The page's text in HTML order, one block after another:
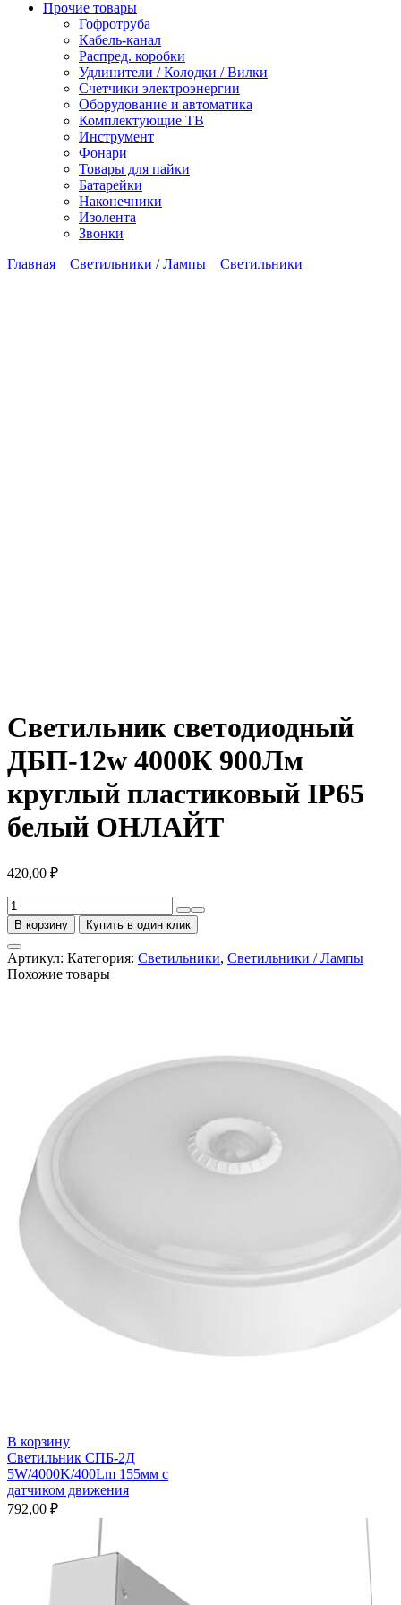
Прочие товары
Гофротруба
Кабель-канал
Распред. коробки
Удлинители / Колодки / Вилки
Счетчики электроэнергии
Оборудование и автоматика
Комплектующие ТВ
Инструмент
Фонари
Товары для пайки
Батарейки
Наконечники
Изолента
Звонки
Главная
Светильники / Лампы Светильники
Светильник светодиодный
ДБП-12w 4000К 900Лм
круглый пластиковый IP65
белый ОНЛАЙТ
420,00 ₽
Количество
товара
Светильник
светодиодный
ДБП-12w
4000К
В корзину Купить в один клик
Артикул: Категория: Светильники, Светильники / Лампы
Похожие товары
В корзину
Светильник СПБ-2Д
5W/4000K/400Lm 155мм с
датчиком движения
792,00 ₽